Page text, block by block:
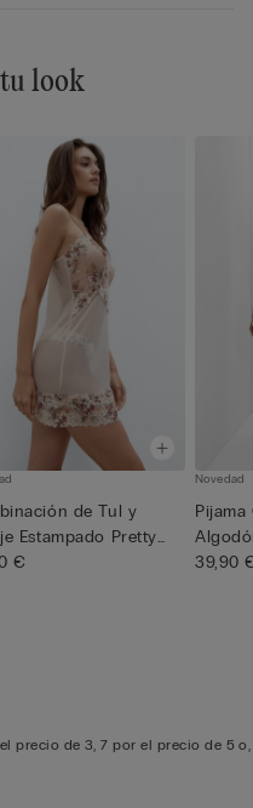
look
de Tul y
Estampado Pretty
€
Novedad
39,90
precio de 3, 7 por el precio de 5 o,